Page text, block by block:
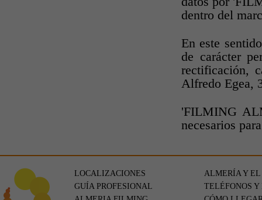
dentro del
En este
de carácter
rectificación,
Alfredo Egea,
'FILMING
necesarios
LOCALIZACIONES
GUÍA PROFESIONAL
ALMERÍA Y EL
TELÉFONOS Y